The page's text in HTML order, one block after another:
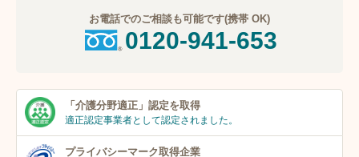
お電話でのご相談も可能です(携帯 OK)
0120-941-653
「介護分野適正」 認定を取得
適正認定事業者として認定されました。
プライバシーマーク取得企業